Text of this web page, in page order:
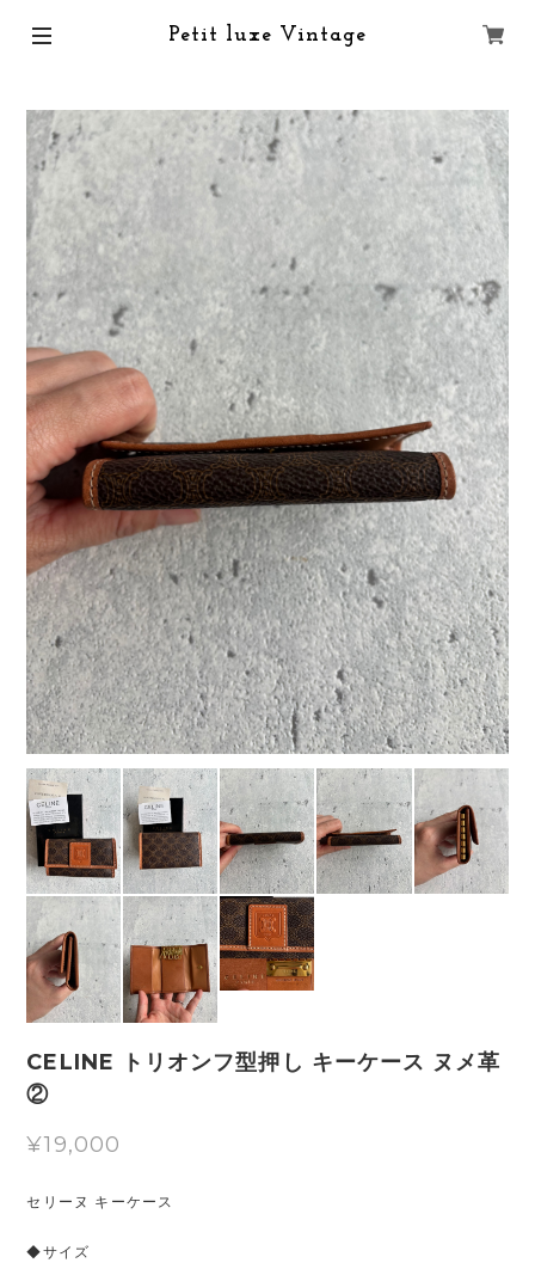
Petit luxe Vintage
CELINE トリオンフ型押し キーケース ヌメ革
②
¥19,000
セリーヌ キーケース
◆サイズ